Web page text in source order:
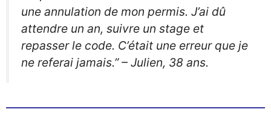
une annulation de mon permis. J’ai dû
attendre un an, suivre un stage et
repasser le code. C’était une erreur que je
ne referai jamais.”– Julien, 38 ans.